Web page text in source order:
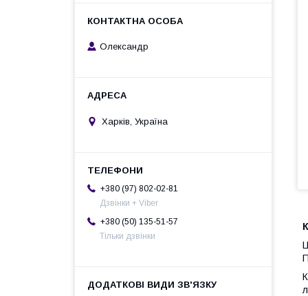
Олександр
Харків, Україна
+380 (97) 802-02-81
Дзвінки + Viber
+380 (50) 135-51-57
Тільки дзвінки